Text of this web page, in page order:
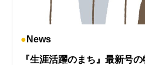
News
『生涯活躍のまち』最新号